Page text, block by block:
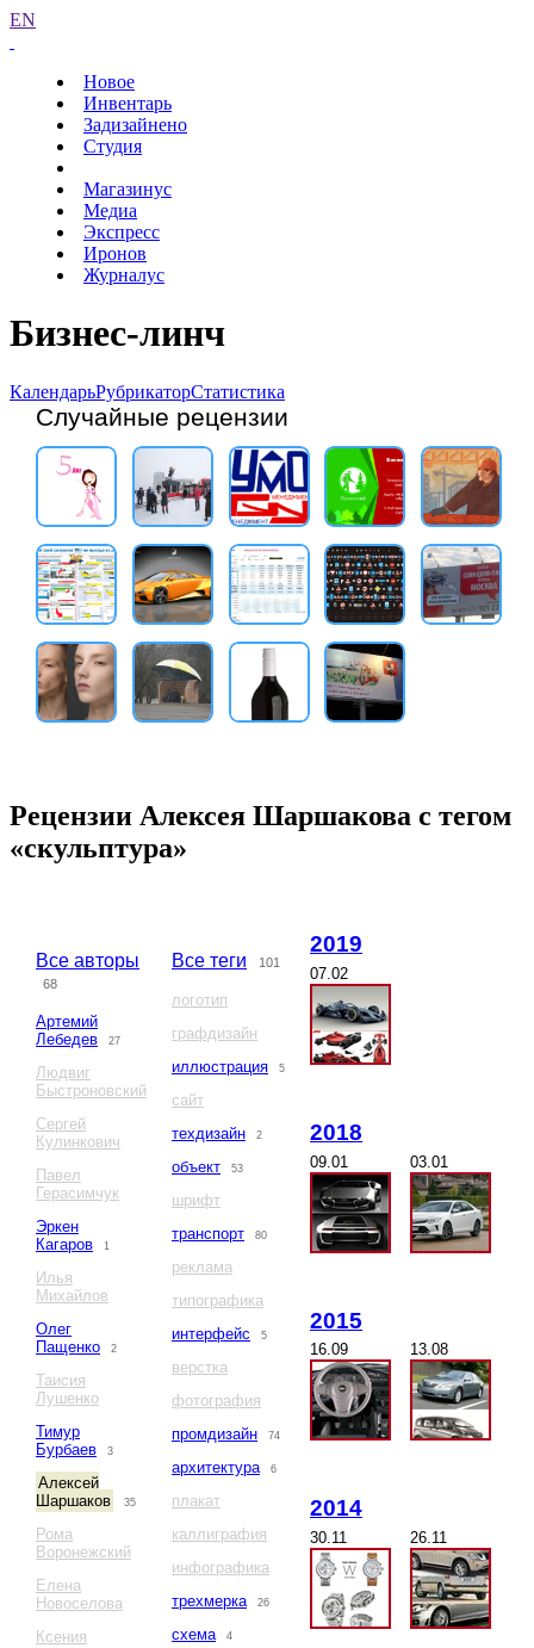
EN
Новое
Инвентарь
Задизайнено
Студия
Магазинус
Медиа
Экспресс
Иронов
Журналус
Бизнес-линч
КалендарьРубрикаторСтатистика
Случайные рецензии
Рецензии Алексея Шаршакова с тегом
«скульптура»
Все авторы
68
Артемий
Лебедев
27
Людвиг
Быстроновский
Сергей
Кулинкович
Павел
Герасимчук
Эркен
Кагаров
1
Илья
Михайлов
Олег
Пащенко
2
Таисия
Лушенко
Тимур
Бурбаев
3
Алексей
Шаршаков
35
Рома
Воронежский
Елена
Новоселова
Ксения
Все теги 101
логотип
графдизайн
иллюстрация
5
сайт
техдизайн
2
объект 53
шрифт
транспорт
80
реклама
типографика
интерфейс
5
верстка
фотография
промдизайн
74
архитектура 6
плакат
каллиграфия
инфографика
трехмерка
26
схема 4
2019
07.02
2018
09.01 03.01
2015
16.09 13.08
2014
30.11 26.11